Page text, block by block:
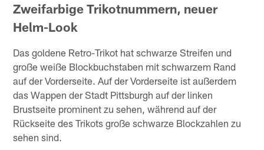
Zweifarbige Trikotnummern, neuer
Helm-Look
Das goldene Retro-Trikot hat schwarze Streifen und
große weiße Blockbuchstaben mit schwarzem Rand
auf der Vorderseite. Auf der Vorderseite ist außerdem
das Wappen der Stadt Pittsburgh auf der linken
Brustseite prominent zu sehen, während auf der
Rückseite des Trikots große schwarze Blockzahlen zu
sehen sind.